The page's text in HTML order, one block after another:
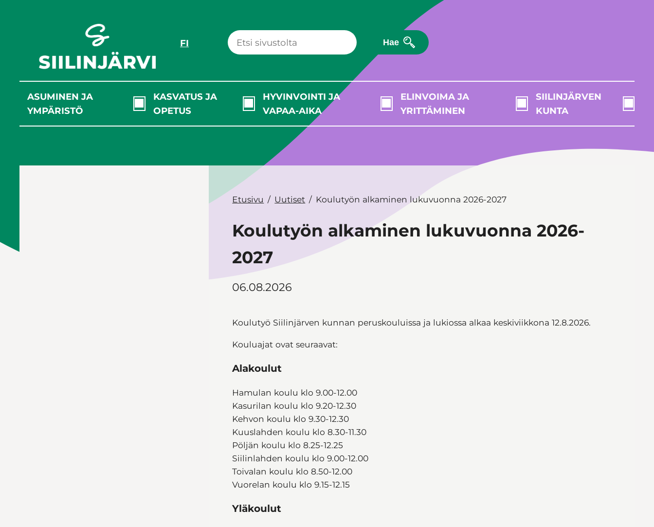
FI Hae
ASUMINEN JA
YMPÄRISTÖ
KASVATUS JA
OPETUS
HYVINVOINTI JA
VAPAA-AIKA
ELINVOIMA JA
YRITTÄMINEN
SIILINJÄRVEN
KUNTA
Etusivu Uutiset Koulutyön alkaminen lukuvuonna 2026-2027
Koulutyön alkaminen lukuvuonna 2026-
2027
06.08.2026
Koulutyö Siilinjärven kunnan peruskouluissa ja lukiossa alkaa keskiviikkona 12.8.2026.
Kouluajat ovat seuraavat:
Alakoulut
Hamulan koulu klo 9.00-12.00
Kasurilan koulu klo 9.20-12.30
Kehvon koulu klo 9.30-12.30
Kuuslahden koulu klo 8.30-11.30
Pöljän koulu klo 8.25-12.25
Siilinlahden koulu klo 9.00-12.00
Toivalan koulu klo 8.50-12.00
Vuorelan koulu klo 9.15-12.15
Yläkoulut